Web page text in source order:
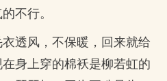
不行。
透风，不保暖，回来就给
身上穿的棉袄是柳若虹的